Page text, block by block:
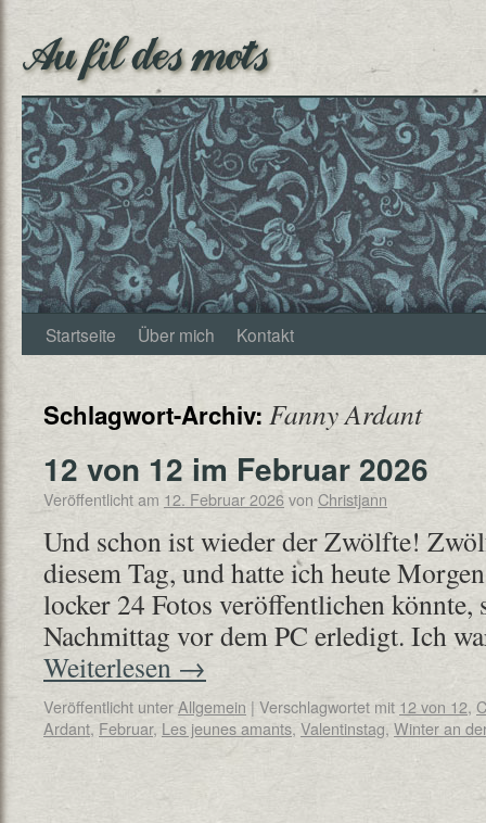
Au fil des mots
Startseite Über mich Kontakt
Schlagwort-Archiv: Fanny Ardant
12 von 12 im Februar 2026
Veröffentlicht am 12. Februar 2026von Christjann
Und schon ist wieder der Zwölfte!
diesem Tag, und hatte ich heute
locker 24 Fotos veröffentlichen könnte,
Nachmittag vor dem PC erledigt. Ich
Weiterlesen →
Veröffentlicht unterAllgemein | Verschlagwortet mit 12 von 12,
Ardant, Februar, Les jeunes amants, Valentinstag, Winter an